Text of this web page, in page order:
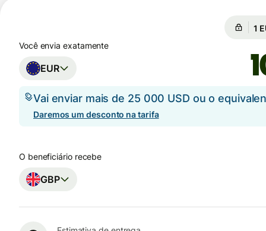
Você envia exatamente
EUR
Vai enviar mais de 25 000 USD ou o
Daremos um desconto na tarifa
O beneficiário recebe
GBP